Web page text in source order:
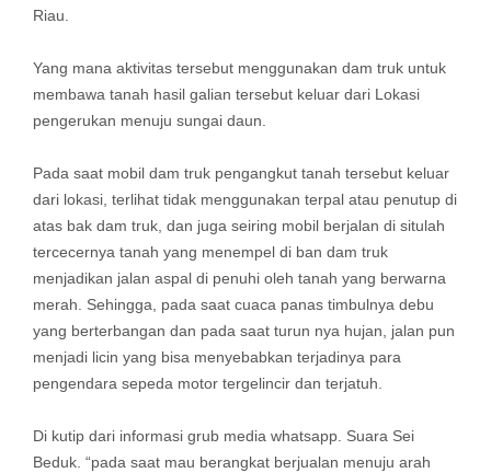
Riau.
Yang mana aktivitas tersebut menggunakan dam truk untuk
membawa tanah hasil galian tersebut keluar dari Lokasi
pengerukan menuju sungai daun.
Pada saat mobil dam truk pengangkut tanah tersebut keluar
dari lokasi, terlihat tidak menggunakan terpal atau penutup di
atas bak dam truk, dan juga seiring mobil berjalan di situlah
tercecernya tanah yang menempel di ban dam truk
menjadikan jalan aspal di penuhi oleh tanah yang berwarna
merah. Sehingga, pada saat cuaca panas timbulnya debu
yang berterbangan dan pada saat turun nya hujan, jalan pun
menjadi licin yang bisa menyebabkan terjadinya para
pengendara sepeda motor tergelincir dan terjatuh.
Di kutip dari informasi grub media whatsapp. Suara Sei
Beduk. “pada saat mau berangkat berjualan menuju arah